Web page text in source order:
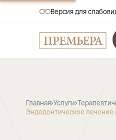
Версия для
Главная Услуги
Эндодонтическое